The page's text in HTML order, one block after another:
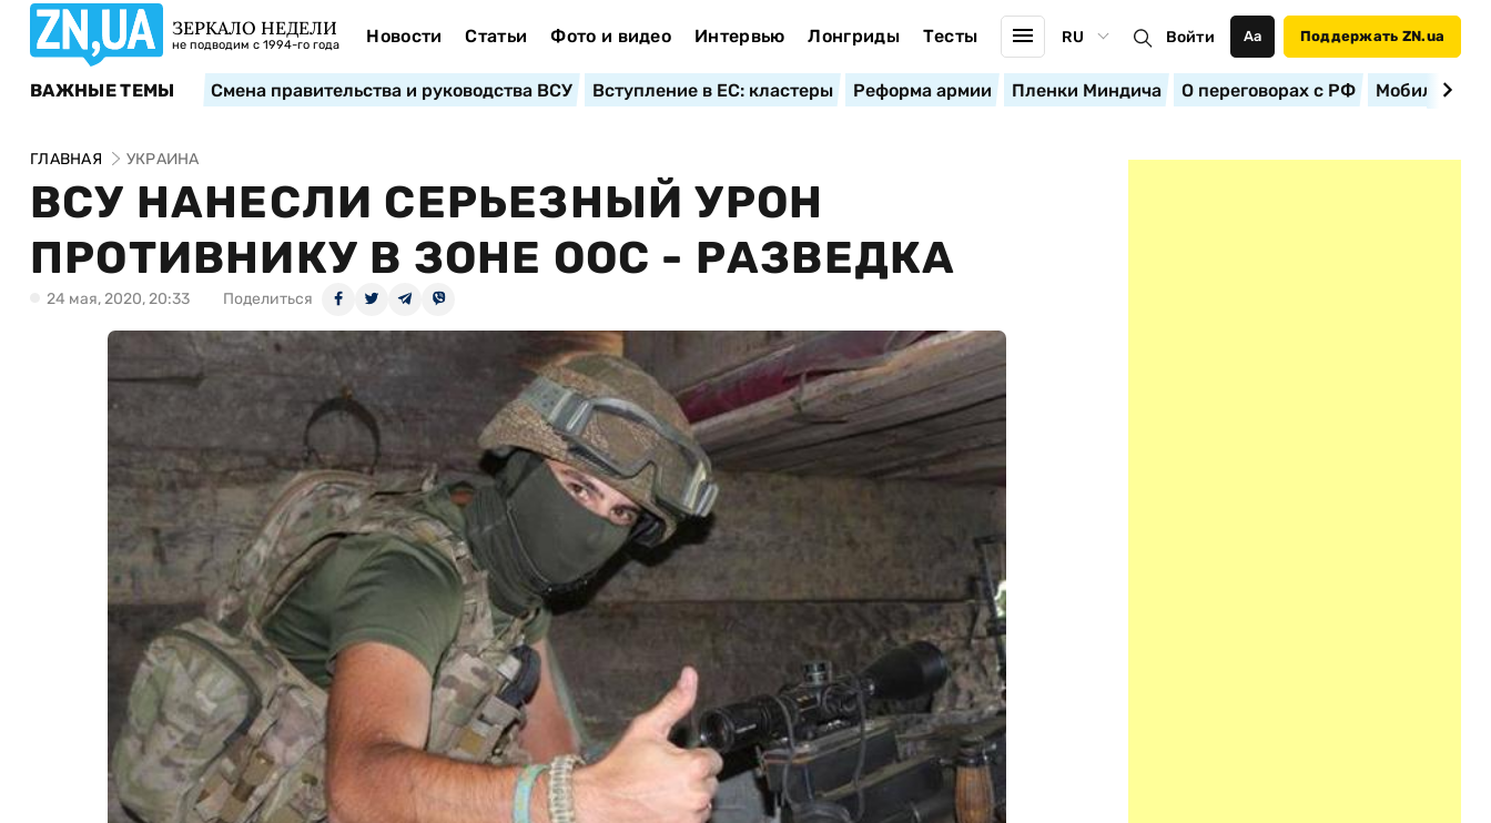
ЗЕРКАЛО НЕДЕЛИ
не подводим с 1994-го года Новости Статьи Фото и видео Интервью Лонгриды Тесты RU Войти Аа Поддержать ZN.ua
ВАЖНЫЕ ТЕМЫ Смена правительства и руководства ВСУ Вступление в ЕС: кластеры Реформа армии Пленки Миндича О переговорах с РФ
ГЛАВНАЯ УКРАИНА
ВСУ НАНЕСЛИ СЕРЬЕЗНЫЙ УРОН
ПРОТИВНИКУ В ЗОНЕ ООС - РАЗВЕДКА
24 мая, 2020, 20:33 Поделиться